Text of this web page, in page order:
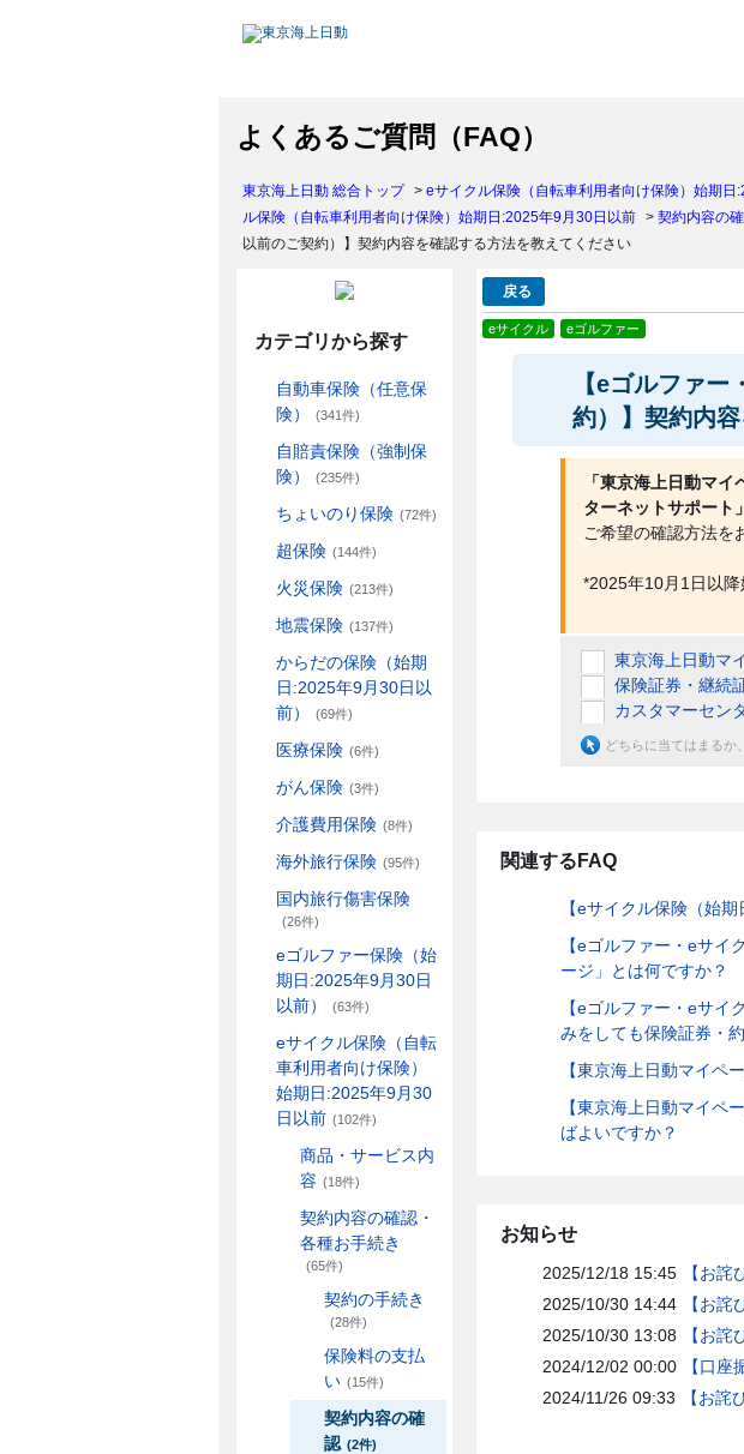
よくあるご質問（FAQ）
東京海上日動 総合トップ > eサイクル保険（自転車利用者向け保険）始期
ル保険（自転車利用者向け保険）始期日:2025年9月30日以前 > 契約内容の
以前のご契約）】契約内容を確認する方法を教えてください
カテゴリから探す
自動車保険（任意保
険）
(341件)
自賠責保険（強制保
険）
(235件)
ちょいのり保険 (72件)
超保険 (144件)
火災保険 (213件)
地震保険 (137件)
からだの保険（始期
日:2025年9月30日以
前）
(69件)
医療保険 (6件)
がん保険 (3件)
介護費用保険 (8件)
海外旅行保険 (95件)
国内旅行傷害保険
(26件)
eゴルファー保険（始
期日:2025年9月30日
以前）
(63件)
eサイクル保険（自転
車利用者向け保険）
始期日:2025年9月30
日以前 (102件)
商品・サービス内
容 (18件)
契約内容の確認・
各種お手続き
(65件)
契約の手続き
(28件)
保険料の支払
い (15件)
契約内容の確
認 (2件)
戻る
eサイクル eゴルファー
【eゴルファ
約）】契約内
「東京海上日動マ
ターネットサポート
ご希望の確認方法を
*2025年10月1日以降
東京海上日動マ
保険証券・継続
カスタマーセン
どちらに当てはまるか
関連するFAQ
【eサイクル保険（始
【eゴルファー・eサ
ージ」とは何ですか？
【eゴルファー・eサ
みをしても保険証券・
【東京海上日動マイペ
【東京海上日動マイペ
ばよいですか？
お知らせ
2025/12/18 15:45
【お
2025/10/30 14:44
【お
2025/10/30 13:08
【お
2024/12/02 00:00
【口
2024/11/26 09:33
【お